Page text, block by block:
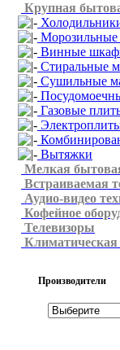
Крупная
Винные
Стиральные
Сушильные
Газовые
Вытяжки
Мелкая
Встраиваемая
Аудио-видео
Кофейное
Телевизоры
Климатическая
Производители